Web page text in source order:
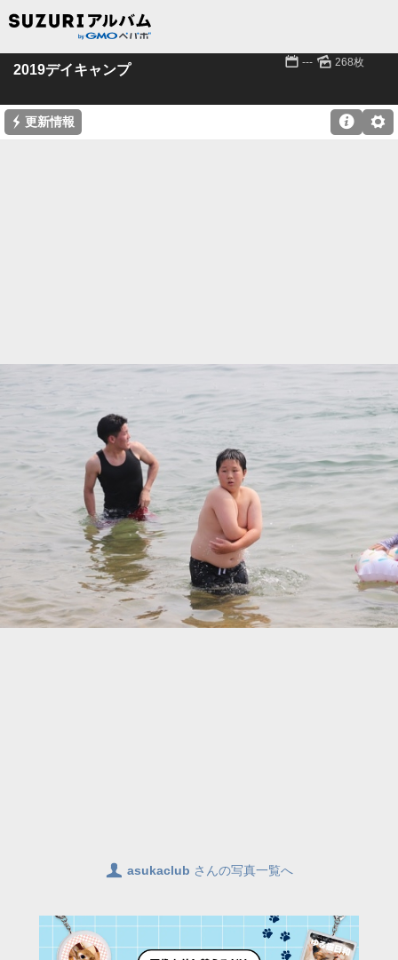
2019デイキャンプ 📅 --- 🌄 268枚
⚡ 更新情報 ⚙

👤 asukaclub さんの写真一覧へ